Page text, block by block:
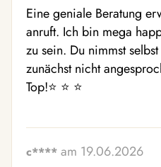
Eine geniale Beratung
anruft. Ich bin mega
zu sein. Du nimmst
zunächst nicht
Top!⭐ ️⭐ ️⭐ ️
c**** am 19.06.2026